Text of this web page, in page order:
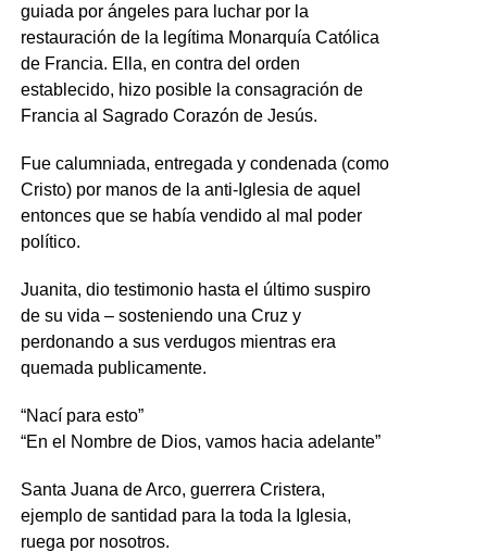
guiada por ángeles para luchar por la
restauración de la legítima Monarquía Católica
de Francia. Ella, en contra del orden
establecido, hizo posible la consagración de
Francia al Sagrado Corazón de Jesús.
Fue calumniada, entregada y condenada (como
Cristo) por manos de la anti-Iglesia de aquel
entonces que se había vendido al mal poder
político.
Juanita, dio testimonio hasta el último suspiro
de su vida – sosteniendo una Cruz y
perdonando a sus verdugos mientras era
quemada publicamente.
“Nací para esto”
“En el Nombre de Dios, vamos hacia adelante”
Santa Juana de Arco, guerrera Cristera,
ejemplo de santidad para la toda la Iglesia,
ruega por nosotros.